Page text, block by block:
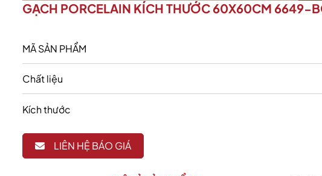
GẠCH PORCELAIN KÍCH THƯỚC 60X60CM 6649-
MÃ SẢN PHẨM
Chất liệu
Kích thước
LIÊN HỆ BÁO GIÁ